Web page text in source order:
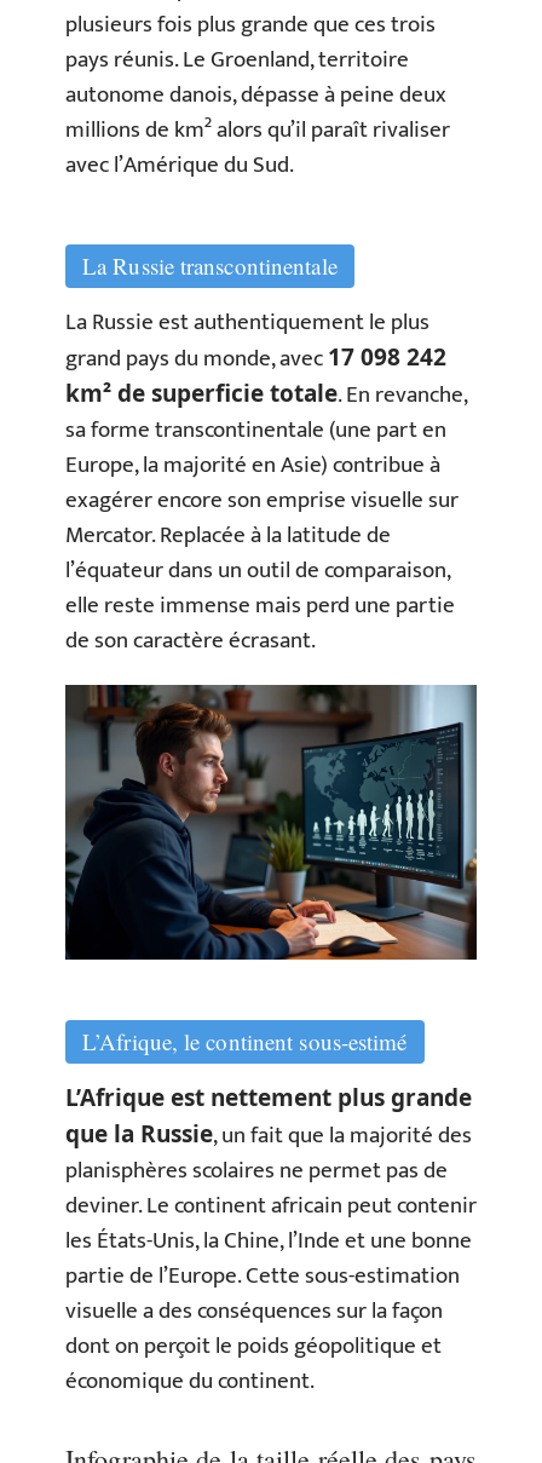
plusieurs fois plus grande que ces trois
pays réunis. Le Groenland, territoire
autonome danois, dépasse à peine deux
millions de km² alors qu’il paraît rivaliser
avec l’Amérique du Sud.
La Russie transcontinentale
La Russie est authentiquement le plus
grand pays du monde, avec17 098 242
km² de superficie totale. En revanche,
sa forme transcontinentale (une part en
Europe, la majorité en Asie) contribue à
exagérer encore son emprise visuelle sur
Mercator. Replacée à la latitude de
l’équateur dans un outil de comparaison,
elle reste immense mais perd une partie
de son caractère écrasant.
L’Afrique, le continent sous-estimé
L’Afrique est nettement plus grande
que la Russie, un fait que la majorité des
planisphères scolaires ne permet pas de
deviner. Le continent africain peut contenir
les États-Unis, la Chine, l’Inde et une bonne
partie de l’Europe. Cette sous-estimation
visuelle a des conséquences sur la façon
dont on perçoit le poids géopolitique et
économique du continent.